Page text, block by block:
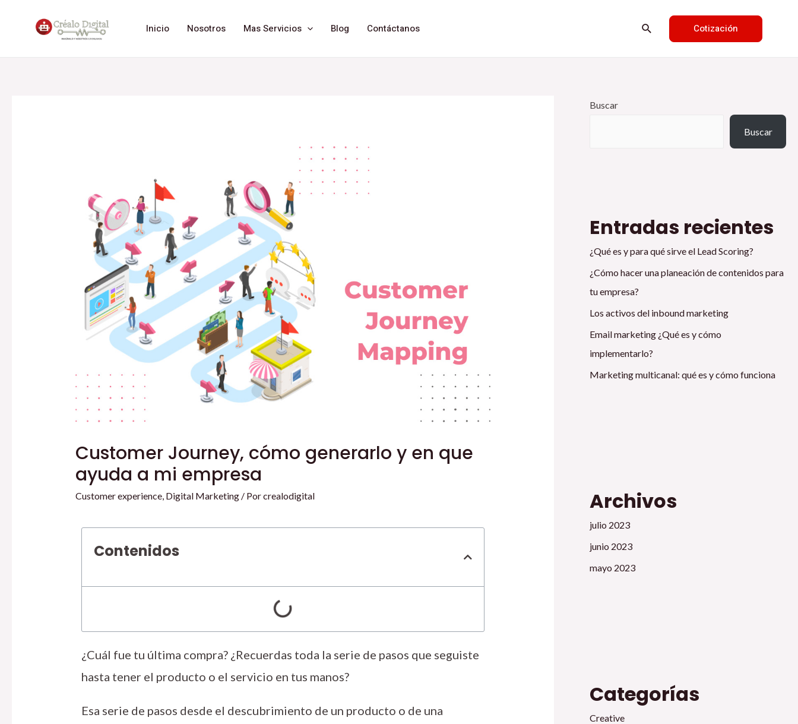
Inicio Nosotros Mas Servicios Blog Contáctanos Cotización
Customer Journey, cómo generarlo y en que
ayuda a mi empresa
Customer experience, Digital Marketing/ Porcrealodigital
Contenidos
¿Cuál fue tu última compra? ¿Recuerdas toda la serie de pasos que seguiste
hasta tener el producto o el servicio en tus manos?
Esa serie de pasos desde el descubrimiento de un producto o de una
Buscar
Buscar
Entradas recientes
¿Qué es y para qué sirve el Lead Scoring?
¿Cómo hacer una planeación de contenidos para
tu empresa?
Los activos del inbound marketing
Email marketing ¿Qué es y cómo
implementarlo?
Marketing multicanal: qué es y cómo funciona
Archivos
julio 2023
junio 2023
mayo 2023
Categorías
Creative